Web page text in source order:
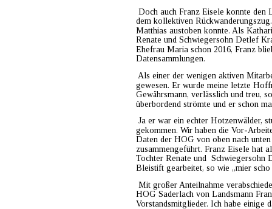
Doch auch Franz Eisele konnte den
dem kollektiven
Matthias austoben konnte. Als
Renate und Schwiegersohn Detlef
Ehefrau Maria schon 2016, Franz
Datensammlungen.
Als einer der wenigen aktiven
gewesen. Er wurde meine letzte
Gewährsmann, verlässlich und treu,
überbordend strömte und er schon
Ja er war ein echter Hotzenwälder,
gekommen. Wir haben die Vor-
Daten der HOG von oben nach
zusammengeführt. Franz Eisele hat
Tochter Renate und
Bleistift gearbeitet, so wie „mier
Mit großer Anteilnahme
HOG Saderlach von Landsmann
Vorstandsmitglieder. Ich habe einige